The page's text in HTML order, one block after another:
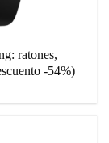
ratones,
-54%)